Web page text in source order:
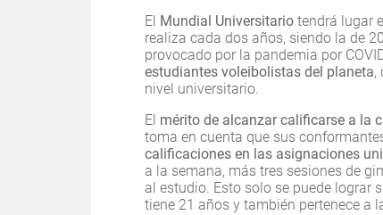
El Mundial Universitario tendrá lugar
realiza cada dos años, siendo la de
provocado por la pandemia por
estudiantes voleibolistas del planeta,
nivel universitario.
El mérito de alcanzar calificarse a la
toma en cuenta que sus
calificaciones en las asignaciones
a la semana, más tres sesiones de
al estudio. Esto solo se puede lograr
tiene 21 años y también pertenece a